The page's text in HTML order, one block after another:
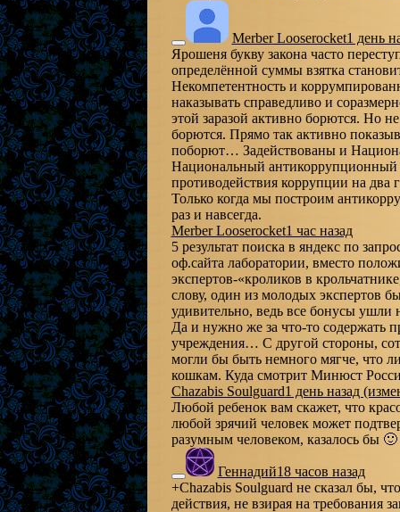
Merber Looserocket1 день
Ярошеня букву закона часто
определённой суммы взятка
Некомпетентность и
наказывать справедливо и
этой заразой активно борются. Но
борются. Прямо так активно
поборют… Задействованы и
Национальный антикоррупционный
противодействия коррупции на два
Только когда мы построим
раз и навсегда.
Merber Looserocket1 час назад
5 результат поиска в яндекс по
оф.сайта лаборатории, вместо
экспертов-«кроликов в
слову, один из молодых экспертов
удивительно, ведь все бонусы
Да и нужно же за что-то содержать
учреждения… С другой стороны,
могли бы быть немного мягче, что
кошкам. Куда смотрит Минюст
Chazabis Soulguard1 день назад
Любой ребенок вам скажет, что
любой зрячий человек может
разумным человеком, казалось бы 🙂
Геннадий18 часов назад
+Chazabis Soulguard не сказал бы,
действия, не взирая на требования